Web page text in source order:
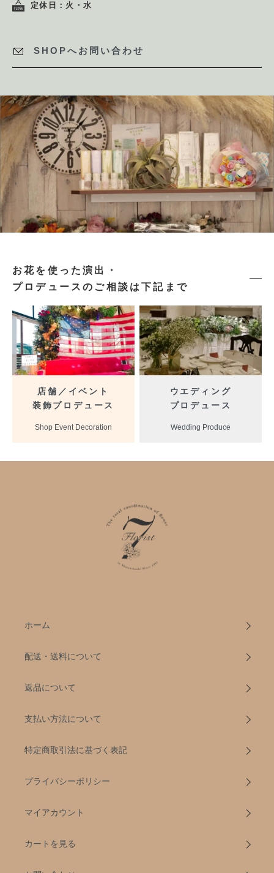
定休日：火・水
SHOPへお問い合わせ
お花を使った演出・
プロデュースのご相談は下記まで
店舗／イベント
装飾プロデュース
Shop Event Decoration
ウエディング
プロデュース
Wedding Produce
ホーム
配送・送料について
返品について
支払い方法について
特定商取引法に基づく表記
プライバシーポリシー
マイアカウント
カートを見る